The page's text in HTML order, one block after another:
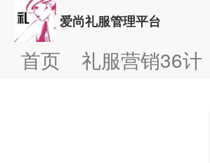
爱尚礼服管理平台
首页 礼服营销36计